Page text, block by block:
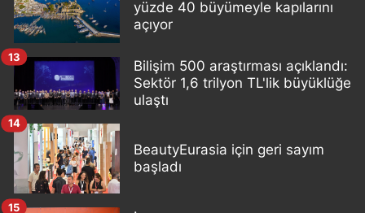
yüzde 40 büyümeyle kapılarını
açıyor
Bilişim 500 araştırması açıklandı:
Sektör 1,6 trilyon TL'lik büyüklüğe
ulaştı
13
BeautyEurasia için geri sayım
başladı
14
15